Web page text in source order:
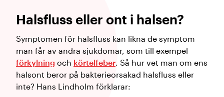
Halsfluss eller ont i halsen?
Symptomen för halsfluss kan likna de symptom
man får av andra sjukdomar, som till exempel
förkylning och körtelfeber. Så hur vet man om ens
halsont beror på bakterieorsakad halsfluss eller
inte? Hans Lindholm förklarar: